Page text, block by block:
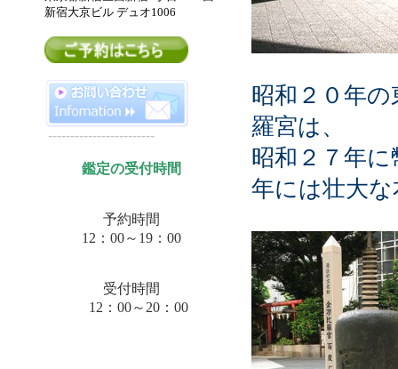
昭和２０年
羅宮は、
昭和２７年
年には壮大
新宿大京ビル デュオ1006
------------------------
鑑定の受付時間
予約時間
12：00～19：00
受付時間
12：00～20：00